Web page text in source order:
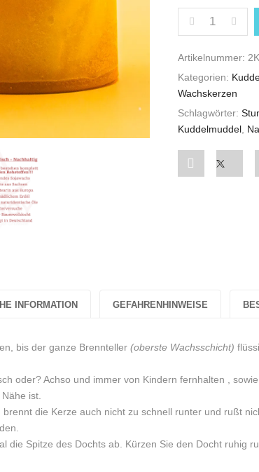
2ER SET
Artikelnummer:
Kategorien:
Wachskerzen
Schlagwörter:
Kuddelmuddel,
Share
on
Facebook
on
INFORMATION GEFAHRENHINWEISE
bis der ganze Brennteller (oberste Wachsschicht)
oder? Achso und immer von Kindern fernhalten ,
ist.
die Kerze auch nicht zu schnell runter und rußt
die Spitze des Dochts ab. Kürzen Sie den Docht ruhig